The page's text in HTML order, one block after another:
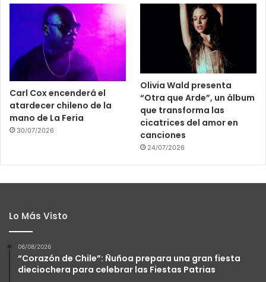
Carl Cox encenderá el
atardecer chileno de la
mano de La Feria
30/07/2026
Olivia Wald presenta
“Otra que Arde”, un álbum
que transforma las
cicatrices del amor en
canciones
24/07/2026
Lo Más Visto
06/08/2026
“Corazón de Chile”: Ñuñoa prepara una gran fiesta
dieciochera para celebrar las Fiestas Patrias